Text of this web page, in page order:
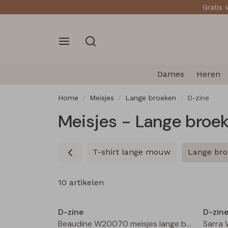
Gratis
Dames Heren
Home Meisjes Lange broeken D-zine
Meisjes - Lange
T-shirt lange mouw Lange
10 artikelen
D-zine
Beaudine W20070 meisjes lange broek Bruin donker
D-zine